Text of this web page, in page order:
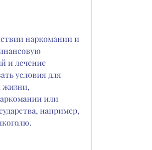
наркомании и
и лечение
условия для
жизни,
или
например,